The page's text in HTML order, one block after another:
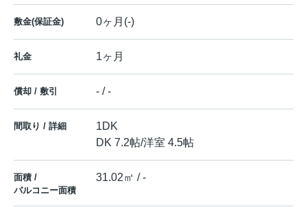
敷金(保証金) 0ヶ月(-)
礼金 1ヶ月
償却 / 敷引 - / -
間取り / 詳細
1DK
DK 7.2帖/洋室 4.5帖
面積 /
バルコニー面積
31.02㎡ / -